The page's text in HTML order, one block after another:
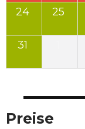
24 25
31
Preise